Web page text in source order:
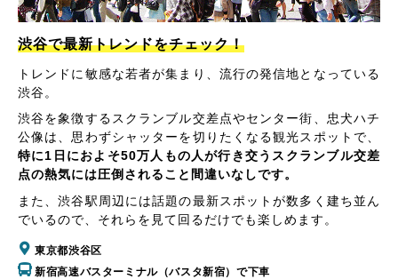
渋谷で最新トレンドをチェック！
トレンドに敏感な若者が集まり、流行の発信地となっている
渋谷。
渋谷を象徴するスクランブル交差点やセンター街、忠犬ハチ
公像は、思わずシャッターを切りたくなる観光スポットで、
特に1日におよそ50万人もの人が行き交うスクランブル交差
点の熱気には圧倒されること間違いなしです。
また、渋谷駅周辺には話題の最新スポットが数多く建ち並ん
でいるので、それらを見て回るだけでも楽しめます。
東京都渋谷区
新宿高速バスターミナル（バスタ新宿）で下車